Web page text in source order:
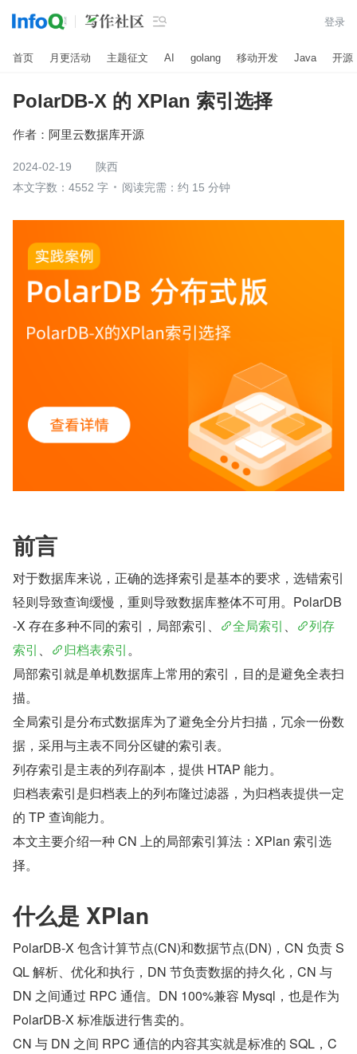
 登录
首页 月更活动 主题征文 AI golang 移动开发 Java 开源
PolarDB-X 的 XPlan 索引选择
作者： 阿里云数据库开源
2024-02-19
陕西
本文字数：4552 字
阅读完需：约 15 分钟
前言
对于数据库来说，正确的选择索引是基本的要求，选错索引
轻则导致查询缓慢，重则导致数据库整体不可用。PolarDB
-X 存在多种不同的索引，局部索引、
全局索引 、
列存
索引 、 归档表索引。
局部索引就是单机数据库上常用的索引，目的是避免全表扫
描。
全局索引是分布式数据库为了避免全分片扫描，冗余一份数
据，采用与主表不同分区键的索引表。
列存索引是主表的列存副本，提供 HTAP 能力。
归档表索引是归档表上的列布隆过滤器，为归档表提供一定
的 TP 查询能力。
本文主要介绍一种 CN 上的局部索引算法：XPlan 索引选
择。
什么是 XPlan
PolarDB-X 包含计算节点(CN)和数据节点(DN)，CN 负责 S
QL 解析、优化和执行，DN 节负责数据的持久化，CN 与
DN 之间通过 RPC 通信。DN 100%兼容 Mysql，也是作为
PolarDB-X 标准版进行售卖的。
CN 与 DN 之间 RPC 通信的内容其实就是标准的 SQL，C